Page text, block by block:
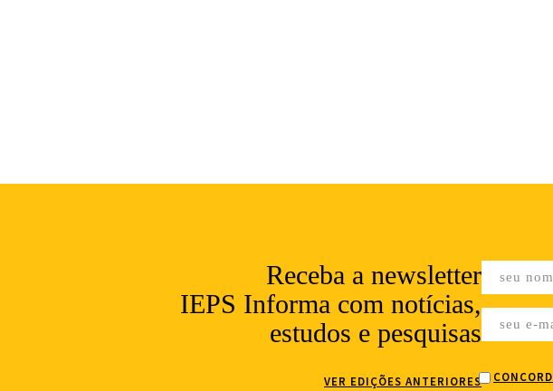
Receba a newsletter
IEPS Informa com notícias,
estudos e pesquisas
VER EDIÇÕES ANTERIORES